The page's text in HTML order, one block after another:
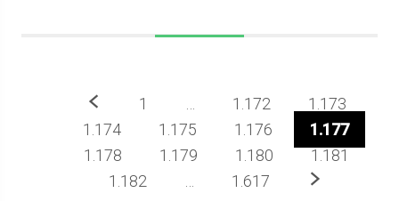
Προηγούμενο
1 1.172
1.173
1.174
1.175 1.176
1.177
1.178
1.179 1.180
1.181
1.182
1.617 Επόμενο